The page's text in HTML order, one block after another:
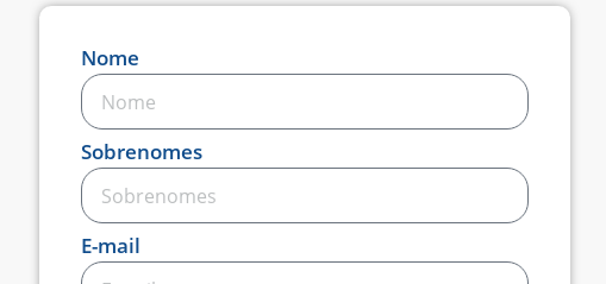
Nome
Sobrenomes
E-mail